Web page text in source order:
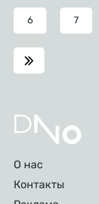
Page
6 Page
7
Подвал
О нас
Контакты